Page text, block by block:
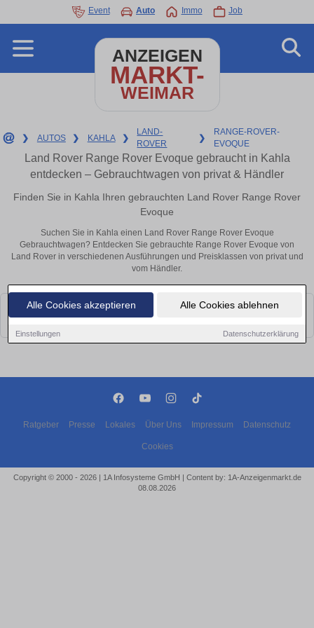
Alle Cookies akzeptieren Alle Cookies ablehnen
Einstellungen Datenschutzerklärung
Event Auto Immo Job
ANZEIGEN
MARKT-
WEIMAR
❯ AUTOS ❯ KAHLA ❯
LAND-
ROVER
❯
RANGE-ROVER-
EVOQUE
Land Rover Range Rover Evoque gebraucht in Kahla
entdecken – Gebrauchtwagen von privat & Händler
Finden Sie in Kahla Ihren gebrauchten Land Rover Range Rover
Evoque
Suchen Sie in Kahla einen Land Rover Range Rover Evoque
Gebrauchtwagen? Entdecken Sie gebrauchte Range Rover Evoque von
Land Rover in verschiedenen Ausführungen und Preisklassen von privat und
vom Händler.
Leider konnten wir derzeit keine passenden Autos finden. Schauen Sie
Ratgeber Presse Lokales Über Uns Impressum Datenschutz
Cookies
Copyright © 2000 - 2026 | 1A Infosysteme GmbH | Content by: 1A-Anzeigenmarkt.de
08.08.2026